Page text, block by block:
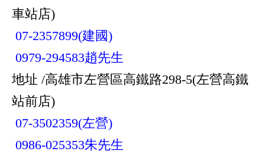
車站店)
07-2357899(建國)
0979-294583趙先生
地址 /高雄市左營區高鐵路298-5(左營高鐵
站前店)
07-3502359(左營)
0986-025353朱先生